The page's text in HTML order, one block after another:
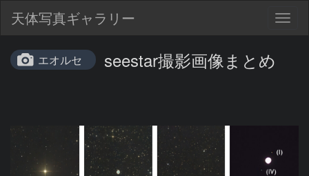
天体写真ギャラリー
エオルセ seestar撮影画像まとめ